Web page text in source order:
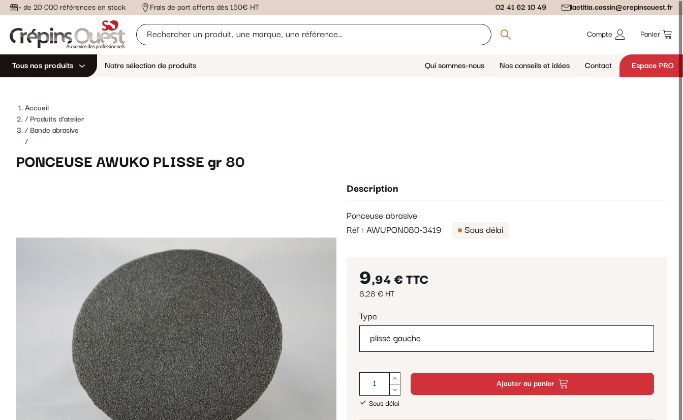
+ de 20 000 références en stock Frais de port offerts dès 150€ HT 02 41 62 10 49 laetitia.cassin@crepinsouest.fr
Compte Panier
Tous nos produits Notre sélection de produits Qui sommes-nous Nos conseils et idées Contact Espace PRO
Accueil
Produits d'atelier
Bande abrasive
/
PONCEUSE AWUKO PLISSE gr 80
Description
Ponceuse abrasive
Réf : AWUPON080-3419
Sous délai
9,94 € TTC
8,28 € HT
Type
Ajouter au panier
Sous délai